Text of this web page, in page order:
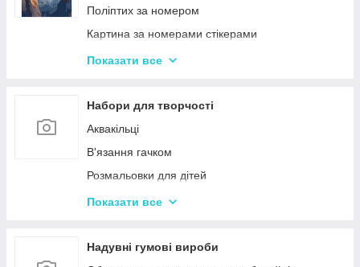
Дитяче Лото і Доміно
Гра Морський Бій
Різні Настільні ігри
Монополія - настільна гра
Мафія
Шахи і Шашки
Набори для гри в покер
Спіннери
Поліптих за номером
Картина за номерами стікерами
Алмазна Мозаїка за номерами
Стандартні картини за номерами
Розпис по полотну
Полотна з Підрамником
Алмазна мозаїка для дітей
Показати все
Набори для творчості
Аквакільці
В'язання гачком
Розмальовки для дітей
Акрилові фарби
Гравюра для дітей
Показати все
Надувні гумові вироби